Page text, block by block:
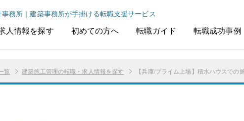
務所｜建築事務所が手掛ける転職支援サービス
人情報を探す 初めての方へ 転職ガイド 転職成功事例
覧 建築施工管理の転職・求人情報を探す 【兵庫/プライム上場】積水ハウスで